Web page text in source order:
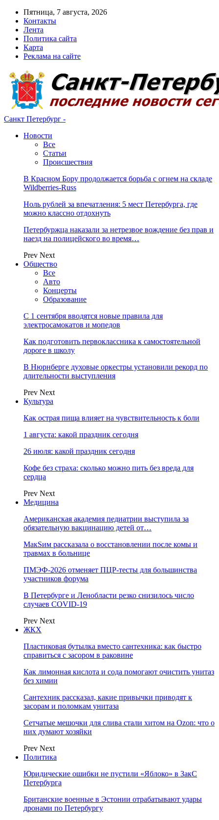
Пятница, 7 августа, 2026
Контакты
Лента
Политика сайта
Карта
Реклама на сайте
Санкт Петербург -
Новости
Все
Статьи
Происшествия
В Красном Бору продолжается борьба с огнем на складе
Wildberries-Russ
Ноль рублей за впечатления: 5 мест Петербурга, где
можно классно отдохнуть
Петербуржца наказали за нетрезвое вождение без прав и
наезд на полицейского во время…
Prev Next
Общество
Все
Авто
Концерты
Образование
С 1 сентября вводятся новые правила для
электросамокатов и мопедов
Как подготовить первоклассника к самостоятельной
дороге в школу
В Нюрнберге духовые оркестры установили рекорд по
длительности выступления
Prev Next
Культура
Как острая пища влияет на чувствительность к боли
1 августа: какой праздник сегодня
26 июля: какой праздник сегодня
Кофе без страха: сколько можно пить без вреда для
сердца
Prev Next
Медицина
Американская академия педиатрии выступила за
обязательную вакцинацию детей от…
МакSим рассказала о восстановлении после комы и
травмах в больнице
ПМЭФ-2026 отменяет ПЦР-тесты для большинства
участников форума
В Петербурге и Ленобласти резко снизилось число
случаев COVID-19
Prev Next
ЖКХ
Пластиковая бутылка вместо сантехника: как быстро
справиться с засором в раковине
Как лимонная кислота и сода помогают очистить унитаз
без химии
Сантехник рассказал, какие привычки приводят к
засорам и поломкам унитаза
Сетчатые мешочки для слива стали хитом на Ozon: что о
них думают хозяйки
Prev Next
Политика
Юридические ошибки не пустили «Яблоко» в ЗакС
Петербурга
Британские военные в Эстонии отрабатывают удары
дронами по Петербургу